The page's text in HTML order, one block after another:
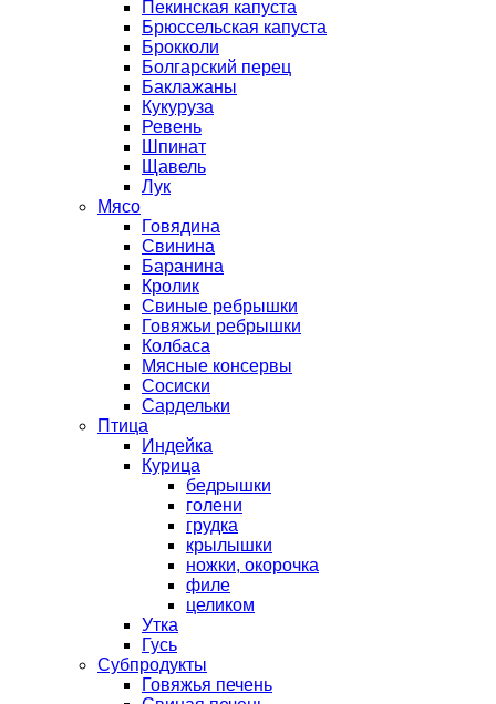
Пекинская капуста
Брюссельская капуста
Брокколи
Болгарский перец
Баклажаны
Кукуруза
Ревень
Шпинат
Щавель
Лук
Мясо
Говядина
Свинина
Баранина
Кролик
Свиные ребрышки
Говяжьи ребрышки
Колбаса
Мясные консервы
Сосиски
Сардельки
Птица
Индейка
Курица
бедрышки
голени
грудка
крылышки
ножки, окорочка
филе
целиком
Утка
Гусь
Субпродукты
Говяжья печень